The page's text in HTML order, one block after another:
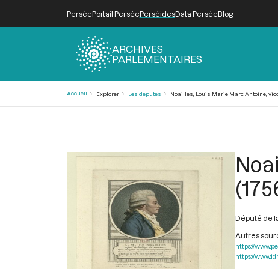
PerséePortail PerséePerséidesData PerséeBlog
ARCHIVES
PARLEMENTAIRES
Accueil Explorer Les députés Noailles, Louis Marie Marc Antoine,
Député de
Autres
https://
https://